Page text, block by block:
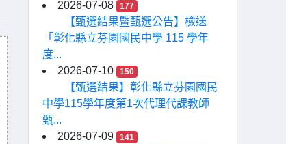
2026-07-08
177
【甄選結果暨甄選公告】檢送
「彰化縣立芬園國民中學 115 學年
度...
2026-07-10
150
【甄選結果】彰化縣立芬園國民
中學115學年度第1次代理代課教師
甄...
2026-07-09
141